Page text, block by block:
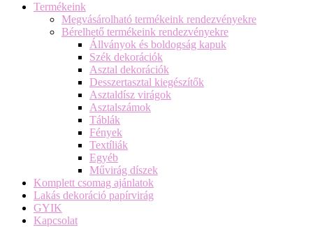
Termékeink
Megvásárolható termékeink rendezvényekre
Bérelhető termékeink rendezvényekre
Állványok és boldogság kapuk
Szék dekorációk
Asztal dekorációk
Desszertasztal kiegészítők
Asztaldísz virágok
Asztalszámok
Táblák
Fények
Textíliák
Egyéb
Művirág díszek
Komplett csomag ajánlatok
Lakás dekoráció papírvirág
GYIK
Kapcsolat